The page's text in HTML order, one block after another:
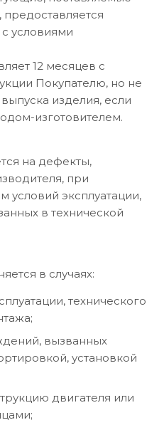
с условиями
12 месяцев с
Покупателю, но не
изделия, если
изготовителем.
на дефекты,
при
условий эксплуатации,
в технической
в случаях:
технического
вызванных
установкой
двигателя или